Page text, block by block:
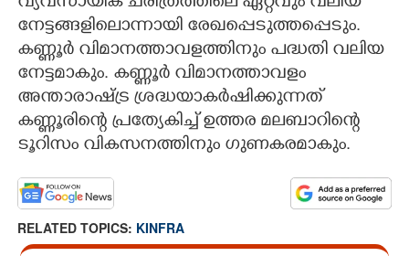
നേട്ടങ്ങളിലൊന്നായി രേഖപ്പെടുത്തപ്പെടും.
കണ്ണൂർ വിമാനത്താവളത്തിനും പദ്ധതി വലിയ
നേട്ടമാകും. കണ്ണൂർ വിമാനത്താവളം
അന്താരാഷ്ട്ര ശ്രദ്ധയാകർഷിക്കുന്നത്
കണ്ണൂരിന്റെ പ്രത്യേകിച്ച് ഉത്തര മലബാറിന്റെ
ടൂറിസം വികസനത്തിനും ഗുണകരമാകും.
RELATED TOPICS: KINFRA